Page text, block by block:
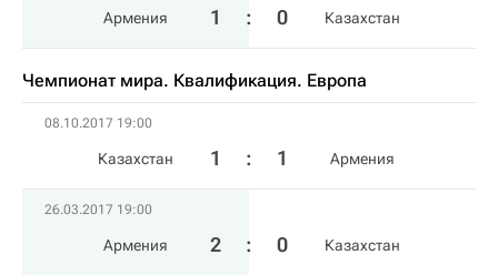
Армения 1 : 0 Казахстан
Чемпионат мира. Квалификация. Европа
08.10.2017 19:00
Казахстан 1 : 1 Армения
26.03.2017 19:00
Армения 2 : 0 Казахстан